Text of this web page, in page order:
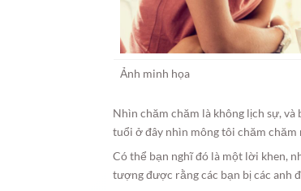
Ảnh minh họa
Nhìn chăm chăm là không lịch sự,
tuổi ở đây nhìn mông tôi chăm
Có thể bạn nghĩ đó là một lời khen,
tượng được rằng các bạn bị các anh